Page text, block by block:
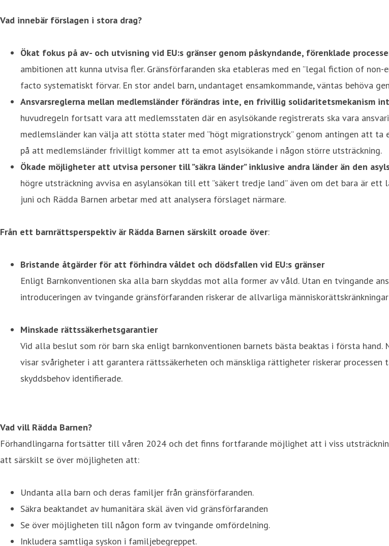
Vad innebär förslagen i stora drag?
Ökat fokus på av- och utvisning vid EU:s gränser genom påskyndande, förenklade
ambitionen att kunna utvisa fler. Gränsförfaranden ska etableras med en ”legal fiction of
facto systematiskt förvar. En stor andel barn, undantaget ensamkommande, väntas behöva
Ansvarsreglerna mellan medlemsländer förändras inte, en frivillig solidaritetsmekanism
huvudregeln fortsatt vara att medlemsstaten där en asylsökande registrerats ska vara
medlemsländer kan välja att stötta stater med ”högt migrationstryck” genom antingen att
på att medlemsländer frivilligt kommer att ta emot asylsökande i någon större utsträckning.
Ökade möjligheter att utvisa personer till ”säkra länder” inklusive andra länder än den
högre utsträckning avvisa en asylansökan till ett ”säkert tredje land” även om det bara är
juni och Rädda Barnen arbetar med att analysera förslaget närmare.
Från ett barnrättsperspektiv är Rädda Barnen särskilt oroade över:
Bristande åtgärder för att förhindra våldet och dödsfallen vid EU:s gränser
Enligt Barnkonventionen ska alla barn skyddas mot alla former av våld. Utan en tvingande
introduceringen av tvingande gränsförfaranden riskerar de allvarliga
Minskade rättssäkerhetsgarantier
Vid alla beslut som rör barn ska enligt barnkonventionen barnets bästa beaktas i första
visar svårigheter i att garantera rättssäkerheten och mänskliga rättigheter riskerar
skyddsbehov identifierade.
Vad vill Rädda Barnen?
Förhandlingarna fortsätter till våren 2024 och det finns fortfarande möjlighet att i viss
att särskilt se över möjligheten att:
Undanta alla barn och deras familjer från gränsförfaranden.
Säkra beaktandet av humanitära skäl även vid gränsförfaranden
Se över möjligheten till någon form av tvingande omfördelning.
Inkludera samtliga syskon i familjebegreppet.